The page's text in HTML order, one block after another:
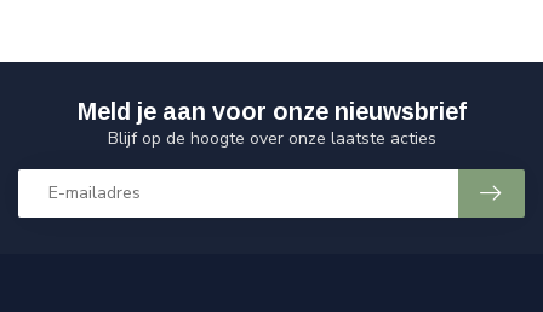
Meld je aan voor onze nieuwsbrief
Blijf op de hoogte over onze laatste acties